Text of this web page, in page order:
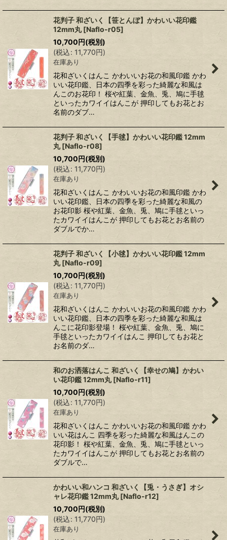
花判子 和ざいく【笹とんぼ】かわいい花印鑑
12mm丸 [Naflo-r05]
10,700円(税別)
(税込: 11,770円)
在庫あり
花和ざいくはんこ かわいいお花の和風印鑑 かわ
いい花印鑑、日本の四季を彩った綺麗な和風は
んこのお花印！ 桜や紅葉、金魚、兎、鳩に手毬
といったカワイイはんこが 押印してもお花とお
名前のダブ…
花判子 和ざいく【手毬】かわいい花印鑑 12mm
丸 [Naflo-r08]
10,700円(税別)
(税込: 11,770円)
在庫あり
花和ざいくはんこ かわいいお花の和風印鑑 かわ
いい花印鑑、日本の四季を彩った綺麗な和風の
お花印影 桜や紅葉、金魚、兎、鳩に手毬といっ
たカワイイはんこが 押印してもお花とお名前の
ダブルでか…
花判子 和ざいく【小毬】かわいい花印鑑 12mm
丸 [Naflo-r09]
10,700円(税別)
(税込: 11,770円)
在庫あり
花和ざいくはんこ かわいいお花の和風印鑑 かわ
いい花印鑑、日本の四季を彩った綺麗な和風は
んこに花印影登場！ 桜や紅葉、金魚、兎、鳩に
手毬といったカワイイはんこ 押印してもお花と
お名前のダ…
和のお洒落はんこ 和ざいく【幸せの鳩】かわい
い花印鑑 12mm丸 [Naflo-r11]
10,700円(税別)
(税込: 11,770円)
在庫あり
花和ざいくはんこ かわいいお花の和風印鑑 かわ
いい花はんこ 四季を彩った綺麗な和風はんこの
花印影！ 桜や紅葉、金魚、兎、鳩に手毬といっ
たカワイイはんこが 押印してもお花とお名前の
ダブルで…
かわいい和ハンコ 和ざいく【兎・うさぎ】オシ
ャレ花印鑑 12mm丸 [Naflo-r12]
10,700円(税別)
(税込: 11,770円)
在庫あり